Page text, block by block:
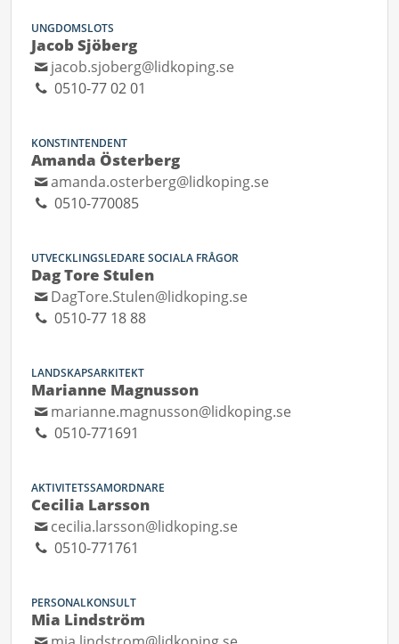
UNGDOMSLOTS
Jacob Sjöberg
jacob.sjoberg@lidkoping.se
0510-77 02 01
KONSTINTENDENT
Amanda Österberg
amanda.osterberg@lidkoping.se
0510-770085
UTVECKLINGSLEDARE SOCIALA FRÅGOR
Dag Tore Stulen
DagTore.Stulen@lidkoping.se
0510-77 18 88
LANDSKAPSARKITEKT
Marianne Magnusson
marianne.magnusson@lidkoping.se
0510-771691
AKTIVITETSSAMORDNARE
Cecilia Larsson
cecilia.larsson@lidkoping.se
0510-771761
PERSONALKONSULT
Mia Lindström